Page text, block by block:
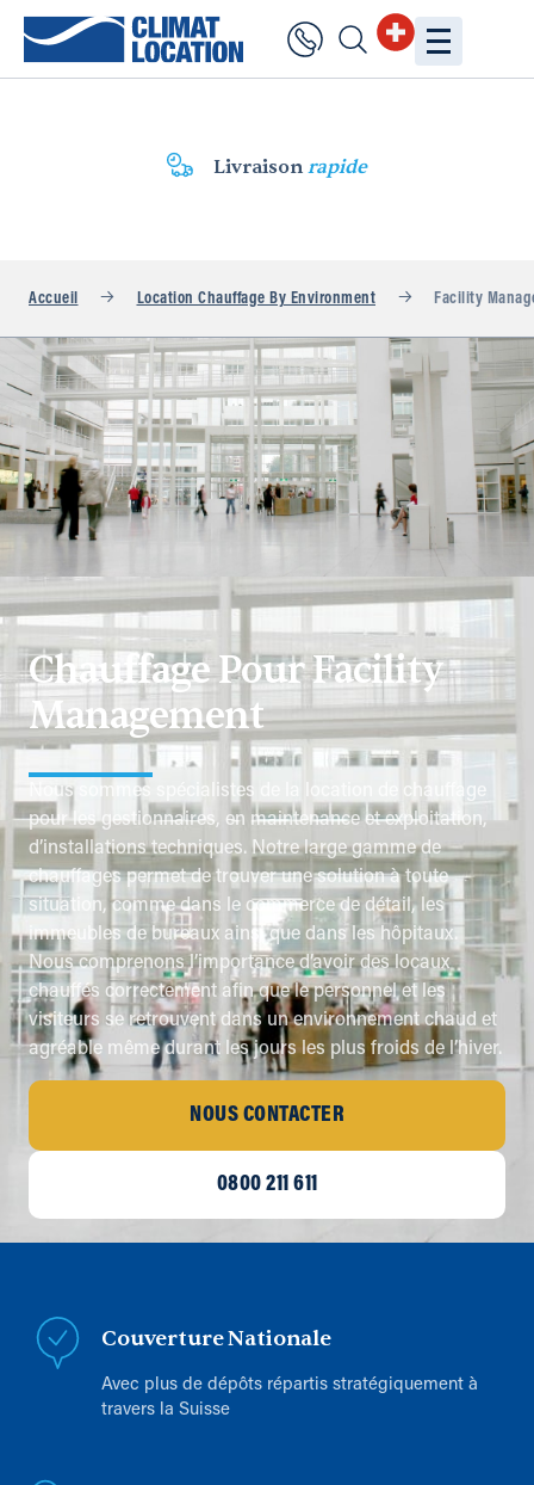
Livraisonrapide
Accueil Location Chauffage By Environment Facility
Chauffage Pour Facility
Management
Nous sommes spécialistes de la location de chauffage
pour les gestionnaires, en maintenance et exploitation,
d’installations techniques. Notre large gamme de
chauffages permet de trouver une solution à toute
situation, comme dans le commerce de détail, les
immeubles de bureaux ainsi que dans les hôpitaux.
Nous comprenons l’importance d’avoir des locaux
chauffés correctement afin que le personnel et les
visiteurs se retrouvent dans un environnement chaud et
agréable même durant les jours les plus froids de l’hiver.
NOUS CONTACTER
0800 211 611
Couverture Nationale
Avec plus de dépôts répartis stratégiquement à
travers la Suisse